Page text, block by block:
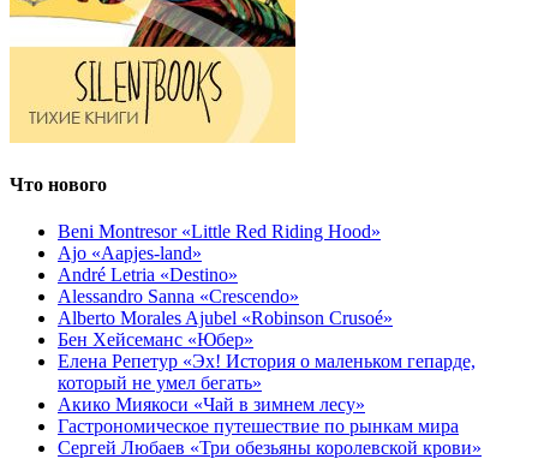
Что нового
Beni Montresor «Little Red Riding Hood»
Ajo «Aapjes-land»
André Letria «Destino»
Alessandro Sanna «Crescendo»
Alberto Morales Ajubel «Robinson Crusoé»
Бен Хейсеманс «Юбер»
Елена Репетур «Эх! История о маленьком гепарде,
который не умел бегать»
Акико Миякоси «Чай в зимнем лесу»
Гастрономическое путешествие по рынкам мира
Сергей Любаев «Три обезьяны королевской крови»